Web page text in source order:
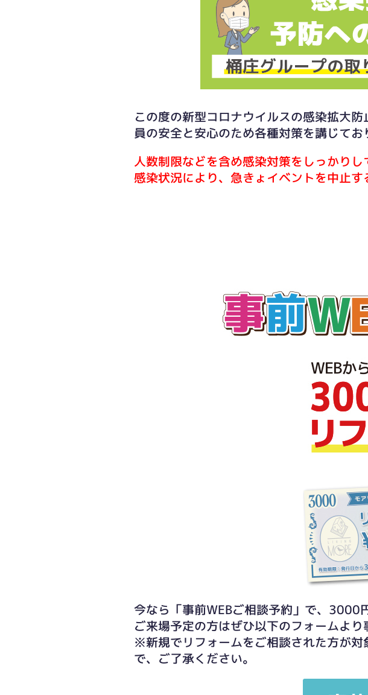
この度の新型コロナウイルスの感染拡大
員の安全と安心のため各種対策を講じてお
人数制限などを含め感染対策をしっかり
感染状況により、急きょイベントを中止
今なら「事前WEBご相談予約」で、3000
ご来場予定の方はぜひ以下のフォームより
※新規でリフォームをご相談された方が
で、ご了承ください。